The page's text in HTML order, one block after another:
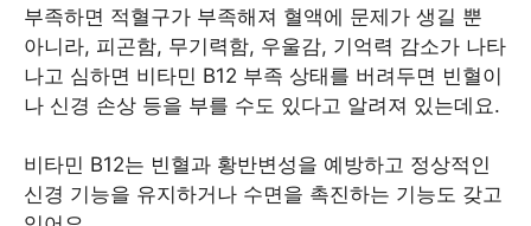
부족하면 적혈구가 부족해져 혈액에 문제가 생길 뿐
아니라, 피곤함, 무기력함, 우울감, 기억력 감소가 나타
나고 심하면 비타민 B12 부족 상태를 버려두면 빈혈이
나 신경 손상 등을 부를 수도 있다고 알려져 있는데요.
비타민 B12는 빈혈과 황반변성을 예방하고 정상적인
신경 기능을 유지하거나 수면을 촉진하는 기능도 갖고